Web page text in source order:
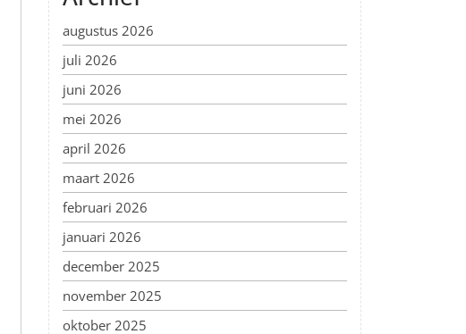
augustus 2026
juli 2026
juni 2026
mei 2026
april 2026
maart 2026
februari 2026
januari 2026
december 2025
november 2025
oktober 2025